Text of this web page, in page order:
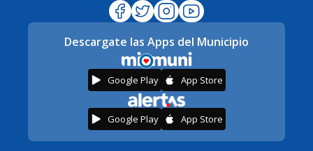
Descargate las Apps del Municipio
Google Play App Store
Google Play App Store